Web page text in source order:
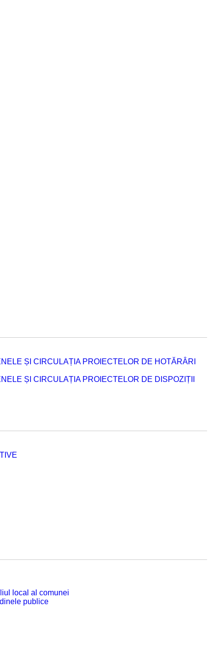
ȘI CIRCULAȚIA PROIECTELOR DE HOTĂRÂRI
ȘI CIRCULAȚIA PROIECTELOR DE DISPOZIȚII
local al comunei
publice